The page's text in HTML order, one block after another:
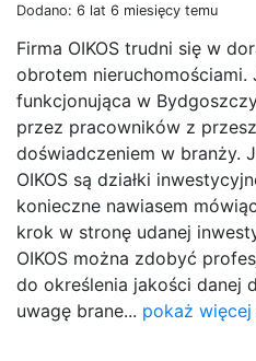
Dodano: 6 lat 6 miesięcy temu
Firma OIKOS trudni się w
obrotem nieruchomościami.
funkcjonująca w
przez pracowników z
doświadczeniem w branży.
OIKOS są działki
konieczne nawiasem
krok w stronę udanej
OIKOS można zdobyć
do określenia jakości danej
uwagę brane... pokaż więcej